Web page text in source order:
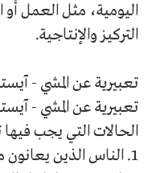
اليومية، مثل العمل
التركيز والإنتاجية.
تعبيرية عن المشي -
تعبيرية عن المشي -
الحالات التي يجب
1. الناس الذين